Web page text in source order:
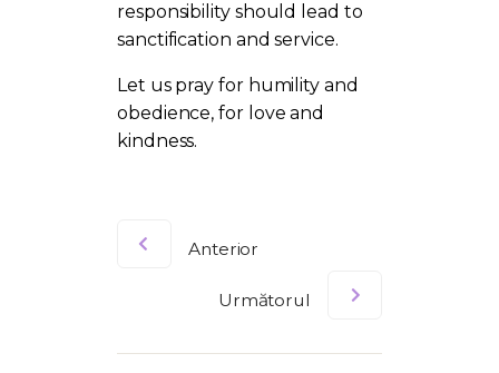
responsibility should lead to
sanctification and service.
Let us pray for humility and
obedience, for love and
kindness.
Anterior
Următorul